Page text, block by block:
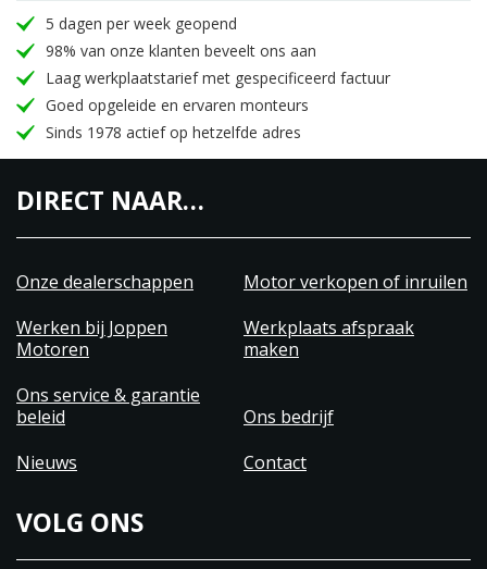
5 dagen per week geopend
98% van onze klanten beveelt ons aan
Laag werkplaatstarief met gespecificeerd factuur
Goed opgeleide en ervaren monteurs
Sinds 1978 actief op hetzelfde adres
DIRECT NAAR…
Onze dealerschappen
Motor verkopen of inruilen
Werken bij Joppen
Motoren
Werkplaats afspraak
maken
Ons service & garantie
beleid
Ons bedrijf
Nieuws
Contact
VOLG ONS